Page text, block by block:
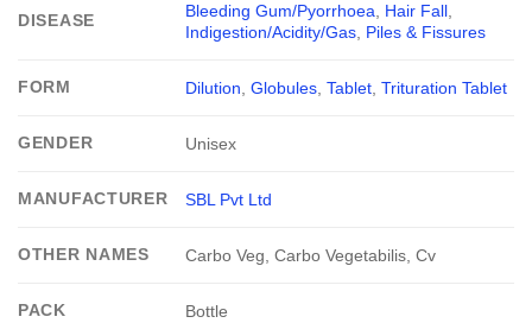
DISEASE Bleeding Gum/Pyorrhoea, Hair Fall,
Indigestion/Acidity/Gas, Piles & Fissures
FORM Dilution,Globules,Tablet,Trituration Tablet
GENDER Unisex
MANUFACTURER SBL Pvt Ltd
OTHER NAMES Carbo Veg, Carbo Vegetabilis, Cv
PACK Bottle